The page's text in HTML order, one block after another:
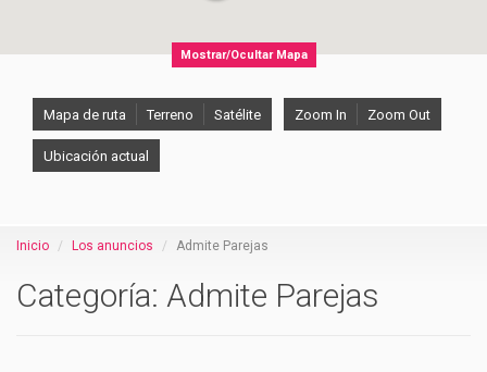
Mostrar/Ocultar Mapa
Mapa de ruta Terreno Satélite Zoom In Zoom Out
Ubicación actual
Inicio Los anuncios Admite Parejas
Categoría: Admite Parejas